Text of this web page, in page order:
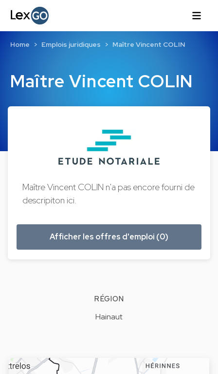
Maître Vincent COLIN
Home Emplois juridiques Maître Vincent COLIN
Maître Vincent COLIN n'a pas encore fourni de
descripiton ici.
Afficher les offres d'emploi (0)
RÉGION
Hainaut